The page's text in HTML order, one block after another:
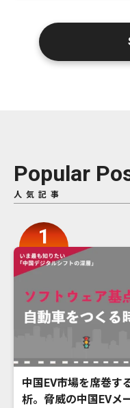
Popular
人気記事
中国EV市場を席巻す
析。脅威の中国EVメ